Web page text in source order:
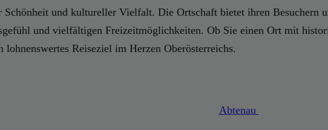
und kultureller Vielfalt. Die Ortschaft bietet ihren Besuchern
und vielfältigen Freizeitmöglichkeiten. Ob Sie einen Ort mit
Reiseziel im Herzen Oberösterreichs.
Abtenau